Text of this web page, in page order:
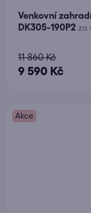
Venkovní
DK305-190P2 za
Průměrné
hodnocení
5,0
9 590 Kč
11 860 Kč
Akce